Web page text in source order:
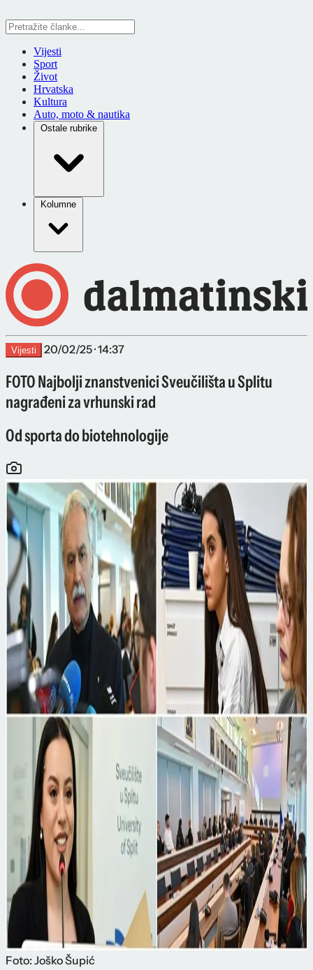
Vijesti
Sport
Život
Hrvatska
Kultura
Auto, moto & nautika
Ostale rubrike
Kolumne
Vijesti 20/02/25 · 14:37
FOTO Najbolji znanstvenici Sveučilišta u Splitu
nagrađeni za vrhunski rad
Od sporta do biotehnologije
Foto: Joško Šupić